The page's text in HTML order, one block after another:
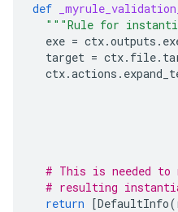
def
"""Rule for
exe = ctx.outputs .
target = ctx. file.
ctx.actions .
# This is needed
# resulting
return [DefaultInfo(